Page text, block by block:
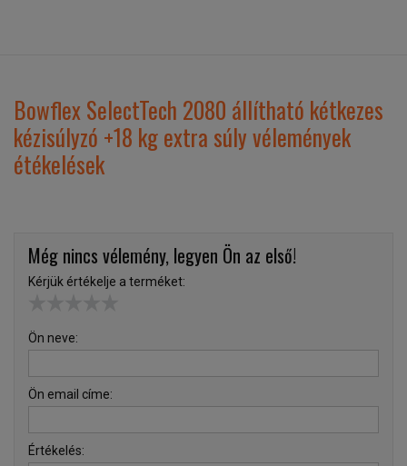
Bowflex SelectTech 2080 állítható kétkezes
kézisúlyzó +18 kg extra súly vélemények
étékelések
Még nincs vélemény, legyen Ön az első!
Kérjük értékelje a terméket:
Ön neve:
Ön email címe:
Értékelés: